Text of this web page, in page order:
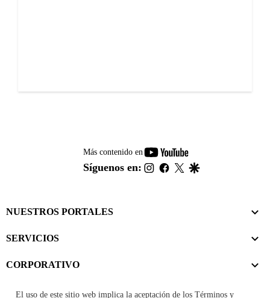
Más contenido en
youtube-
footer
Síguenos en: instagram
facebook
twitter
NUESTROS PORTALES
SERVICIOS
CORPORATIVO
El uso de este sitio web implica la aceptación de los Términos y